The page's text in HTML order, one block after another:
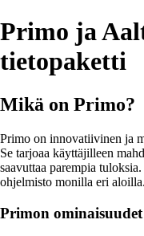
Primo ja
tietopaketti
Mikä on Primo?
Primo on innovatiivinen ja
Se tarjoaa käyttäjilleen
saavuttaa parempia
ohjelmisto monilla eri aloilla.
Primon ominaisuudet